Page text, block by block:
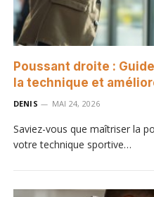
Poussant droite :
la technique et
DENIS MAI 24, 2026
Saviez-vous que maîtriser la
votre technique sportive…